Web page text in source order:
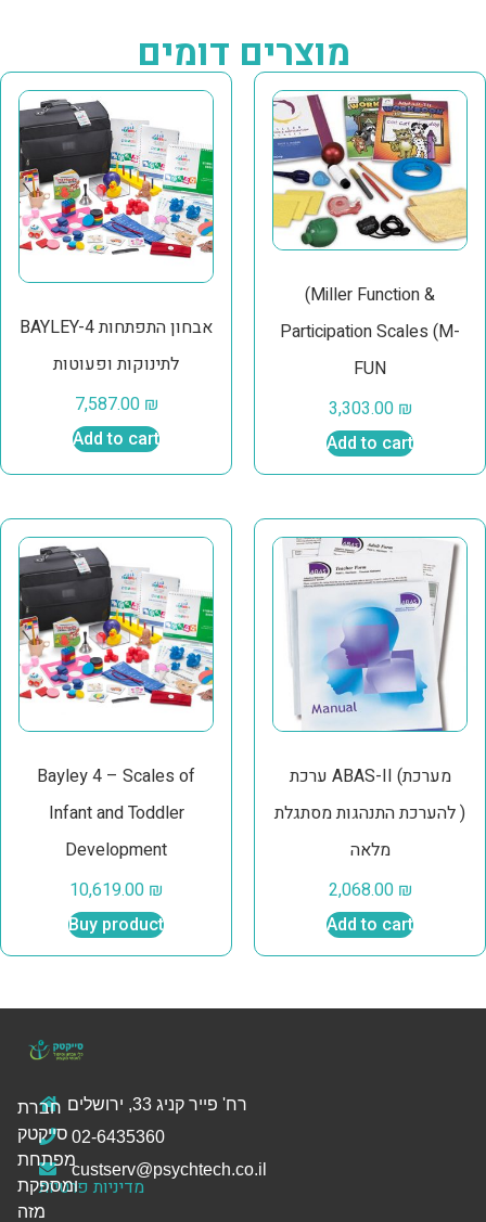
מוצרים דומים
BAYLEY-4 אבחון התפתחות
לתינוקות ופעוטות
7,587.00 ₪
Add to cart
(Miller Function &
Participation Scales (M-
FUN
3,303.00 ₪
Add to cart
Bayley 4 – Scales of
Infant and Toddler
Development
10,619.00 ₪
Buy product
ערכת ABAS-II (מערכת
להערכת התנהגות מסתגלת )
מלאה
2,068.00 ₪
Add to cart
רח' פייר קניג 33, ירושלים
02-6435360
custserv@psychtech.co.il
מדיניות פרטיות
חברת
סייקטק
מפתחת
ומספקת
מזה